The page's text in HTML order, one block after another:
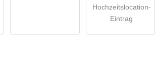
Hochzeitslocation-
Eintrag